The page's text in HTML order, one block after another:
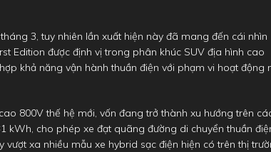
3, tuy nhiên lần xuất hiện này đã mang đến cái nhìn
Edition được định vị trong phân khúc SUV địa hình cao
khả năng vận hành thuần điện với phạm vi hoạt động
800V thế hệ mới, vốn đang trở thành xu hướng trên
kWh, cho phép xe đạt quãng đường di chuyển thuần
xa nhiều mẫu xe hybrid sạc điện hiện có trên thị